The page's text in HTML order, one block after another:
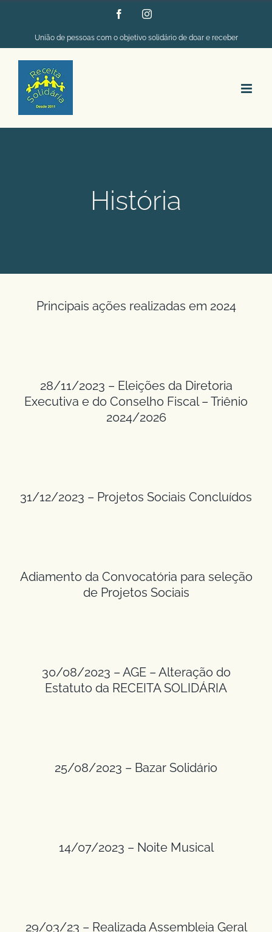
o
conteúdo
FacebookInstagram
União de pessoas com o objetivo solidário de doar e receber
História
Principais ações realizadas em 2024
28/11/2023 – Eleições da Diretoria
Executiva e do Conselho Fiscal – Triênio
2024/2026
31/12/2023 – Projetos Sociais Concluídos
Adiamento da Convocatória para seleção
de Projetos Sociais
30/08/2023 – AGE – Alteração do
Estatuto da RECEITA SOLIDÁRIA
25/08/2023 – Bazar Solidário
14/07/2023 – Noite Musical
29/03/23 – Realizada Assembleia Geral